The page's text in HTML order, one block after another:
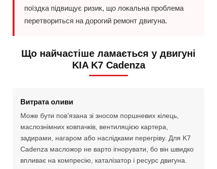
поїздка підвищує ризик, що локальна проблема
перетвориться на дорогий ремонт двигуна.
Що найчастіше ламається у двигуні
KIA K7 Cadenza
Витрата оливи
Може бути пов’язана зі зносом поршневих кілець,
маслознімних ковпачків, вентиляцією картера,
задирами, нагаром або наслідками перегріву. Для K7
Cadenza масложор не варто ігнорувати, бо він швидко
впливає на компресію, каталізатор і ресурс двигуна.